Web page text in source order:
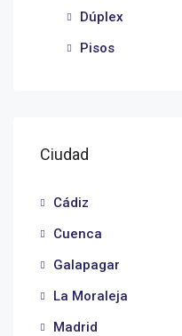
Dúplex
Pisos
Ciudad
Cádiz
Cuenca
Galapagar
La Moraleja
Madrid